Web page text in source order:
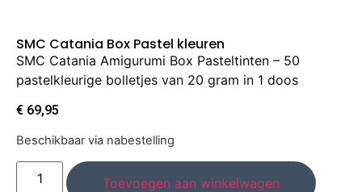
SMC Catania Box Pastel kleuren
SMC Catania Amigurumi Box Pasteltinten – 50
pastelkleurige bolletjes van 20 gram in 1 doos
€ 69,95
Beschikbaar via nabestelling
Toevoegen aan winkelwagen